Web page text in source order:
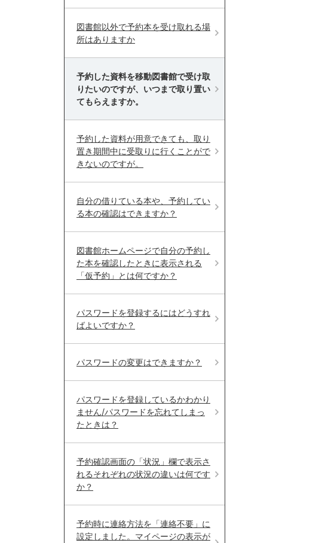
図書館以外で予約本を受け取れる場
所はありますか
予約した資料を移動図書館で受け取
りたいのですが、いつまで取り置い
てもらえますか。
予約した資料が用意できても、取り
置き期間中に受取りに行くことがで
きないのですが。
自分の借りている本や、予約してい
る本の確認はできますか？
図書館ホームページで自分の予約し
た本を確認したときに表示される
「仮予約」とは何ですか？
パスワードを登録するにはどうすれ
ばよいですか？
パスワードの変更はできますか？
パスワードを登録しているかわかり
ません/パスワードを忘れてしまっ
たときは？
予約確認画面の「状況」欄で表示さ
れるそれぞれの状況の違いは何です
か？
予約時に連絡方法を「連絡不要」に
設定しました。マイページの表示が